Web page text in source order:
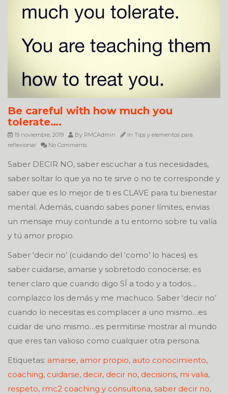
Be careful with how much you
tolerate….
19 noviembre, 2019 By RMCAdmin In Tips y elementos para
reflexionar
No Comments
Saber DECIR NO, saber escuchar a tus necesidades,
saber soltar lo que ya no te sirve o no te corresponde y
saber que es lo mejor de ti es CLAVE para tu bienestar
mental. Además, cuando sabes poner límites, envias
un mensaje muy contunde a tu entorno sobre tu valía
y tú amor propio.
Saber ‘decir no’ (cuidando del ‘como’ lo haces) es
saber cuidarse, amarse y sobretodo conocerse; es
tener claro que cuando digo SÍ a todo y a todos…
complazco los demás y me machuco. Saber ‘decir no’
cuando lo necesitas es complacer a uno mismo…es
cuidar de uno mismo…es permitirse mostrar al mundo
que eres tan valioso como cualquier otra persona.
Etiquetas: amarse, amor propio, auto conocimiento,
coaching, cuidarse, decir, decir no, decisions, mi valia,
respeto, rmc2 coaching y consultoria, saber decir no,